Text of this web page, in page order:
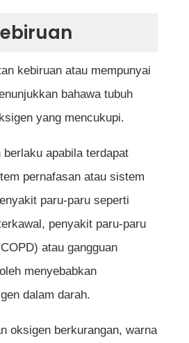
kebiruan atau mempunyai
bahawa tubuh
yang mencukupi.
berlaku apabila terdapat
pernafasan atau sistem
paru-paru seperti
penyakit paru-paru
atau gangguan
menyebabkan
dalam darah.
oksigen berkurangan, warna